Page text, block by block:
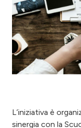
L’iniziativa è
sinergia con la